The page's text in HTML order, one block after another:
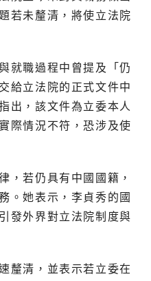
若未釐清，將使立法院
就職過程中曾提及「仍
給立法院的正式文件中
出，該文件為立委本人
際情況不符，恐涉及使
，若仍具有中國國籍，
。她表示，李貞秀的國
發外界對立法院制度與
釐清，並表示若立委在